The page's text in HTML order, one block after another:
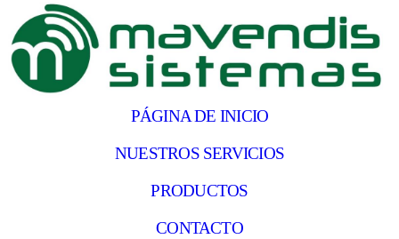
PÁGINA DE INICIO
NUESTROS SERVICIOS
PRODUCTOS
CONTACTO